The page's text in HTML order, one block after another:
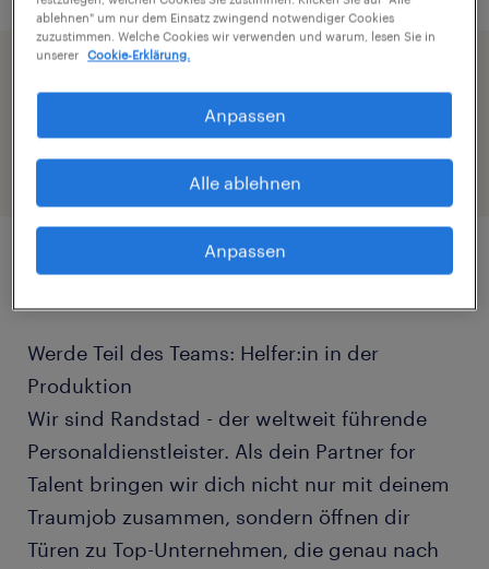
Job Details
Werde Teil des Teams: Helfer:in in der
Produktion
Wir sind Randstad - der weltweit führende
Personaldienstleister. Als dein Partner for
Talent bringen wir dich nicht nur mit deinem
Traumjob zusammen, sondern öffnen dir
Türen zu Top-Unternehmen, die genau nach
ablehnen" um nur dem Einsatz zwingend notwendiger Cookies
zuzustimmen. Welche Cookies wir verwenden und warum, lesen Sie in
unserer
Cookie-Erklärung.
Anpassen
Alle ablehnen
Anpassen